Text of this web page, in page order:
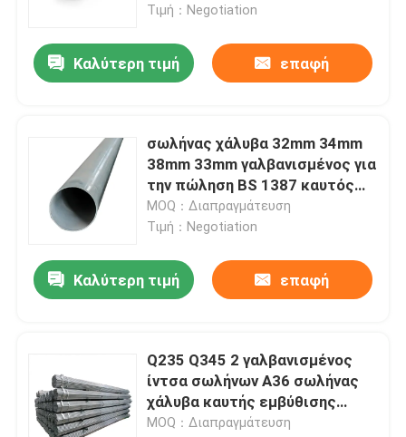
Σχετικά με εμάς
Επαφές
Προϊόντα
φύλλο πιάτων ανοξείδωτου
το σωλήνα 350mm
Τιμή：Negotiation
Καλύτερη τιμή επαφή
σωλήνας χάλυβα 32mm 34mm
38mm 33mm γαλβανισμένος για
την πώληση BS 1387 καυτός
βυθισμένος γαλβανισμένος
σωλήνας ΓΠ
MOQ：Διαπραγμάτευση
Τιμή：Negotiation
Καλύτερη τιμή επαφή
Q235 Q345 2 γαλβανισμένος
ίντσα σωλήνων A36 σωλήνας
χάλυβα καυτής εμβύθισης
γαλβανισμένος
MOQ：Διαπραγμάτευση